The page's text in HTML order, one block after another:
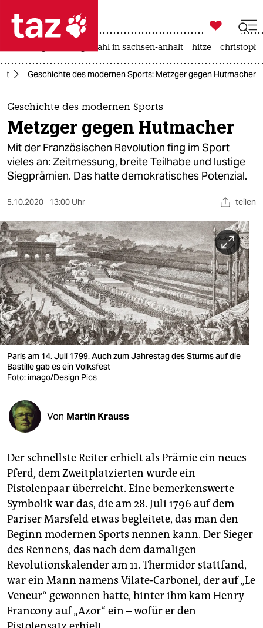
 taz zahl ich
taz zahl ich
themen
politik
öko
gesellschaft
sport
berlin
nord
wahrheit
verlag
verlag
shop
fragen & hilfe
unterstützen
abo
genossenschaft
epaper login

taz zahl ich
landtagswahl in sachsen-anhalt hitze
Geschichte des modernen Sports: Metzger gegen Hutmacher
Geschichte des modernen Sports
Metzger gegen Hutmacher
Mit der Französischen Revolution fing im Sport
vieles an: Zeitmessung, breite Teilhabe und lustige
Siegprämien. Das hatte demokratisches Potenzial.
5.10.2020 13:00 Uhr teilen
Paris am 14. Juli 1799. Auch zum Jahrestag des Sturms auf die
Bastille gab es ein Volksfest
Foto: imago/Design Pics
Von Martin Krauss
Der schnellste Reiter erhielt als Prämie ein neues
Pferd, dem Zweitplatzierten wurde ein
Pistolenpaar überreicht. Eine bemerkenswerte
Symbolik war das, die am 28. Juli 1796 auf dem
Pariser Marsfeld etwas begleitete, das man den
Beginn modernen Sports nennen kann. Der Sieger
des Rennens, das nach dem damaligen
Revolutionskalender am 11. Thermidor stattfand,
war ein Mann namens Vilate-Carbonel, der auf „Le
Veneur“ gewonnen hatte, hinter ihm kam Henry
Francony auf „Azor“ ein – wofür er den